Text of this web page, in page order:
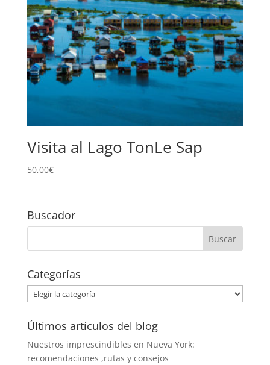
Visita al Lago TonLe Sap
50,00€
Buscador
Categorías
Categorías
Últimos artículos del blog
Nuestros imprescindibles en Nueva York:
recomendaciones ,rutas y consejos